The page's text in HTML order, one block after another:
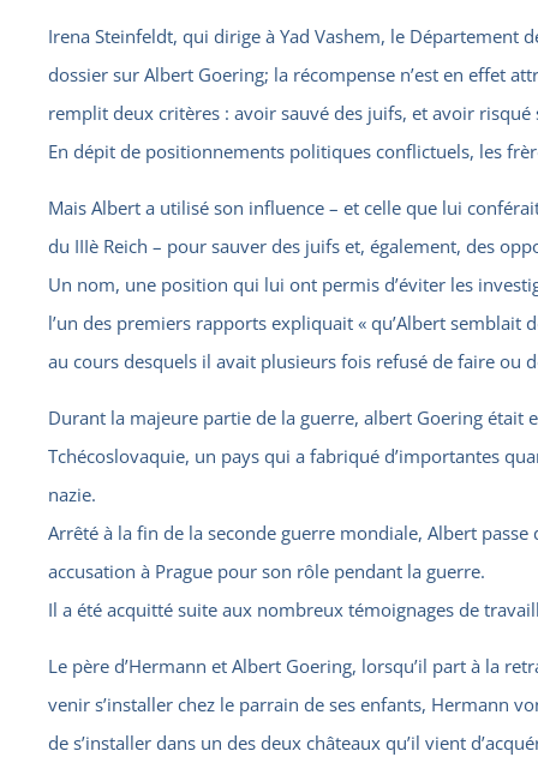
Irena Steinfeldt, qui dirige à Yad Vashem, le Département
dossier sur Albert Goering; la récompense n’est en effet
remplit deux critères : avoir sauvé des juifs, et avoir risqué
En dépit de positionnements politiques conflictuels, les
Mais Albert a utilisé son influence – et celle que lui
du IIIè Reich – pour sauver des juifs et, également, des
Un nom, une position qui lui ont permis d’éviter les
l’un des premiers rapports expliquait « qu’Albert semblait
au cours desquels il avait plusieurs fois refusé de faire ou
Durant la majeure partie de la guerre, albert Goering était
Tchécoslovaquie, un pays qui a fabriqué d’importantes
nazie.
Arrêté à la fin de la seconde guerre mondiale, Albert
accusation à Prague pour son rôle pendant la guerre.
Il a été acquitté suite aux nombreux témoignages de
Le père d’Hermann et Albert Goering, lorsqu’il part à la
venir s’installer chez le parrain de ses enfants, Hermann
de s’installer dans un des deux châteaux qu’il vient